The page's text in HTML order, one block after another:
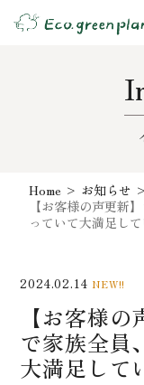
Home > お知らせ
【お客様の声更新
っていて大満足して
2024.02.14 NEW!!
【お客様
で家族全員
大満足して